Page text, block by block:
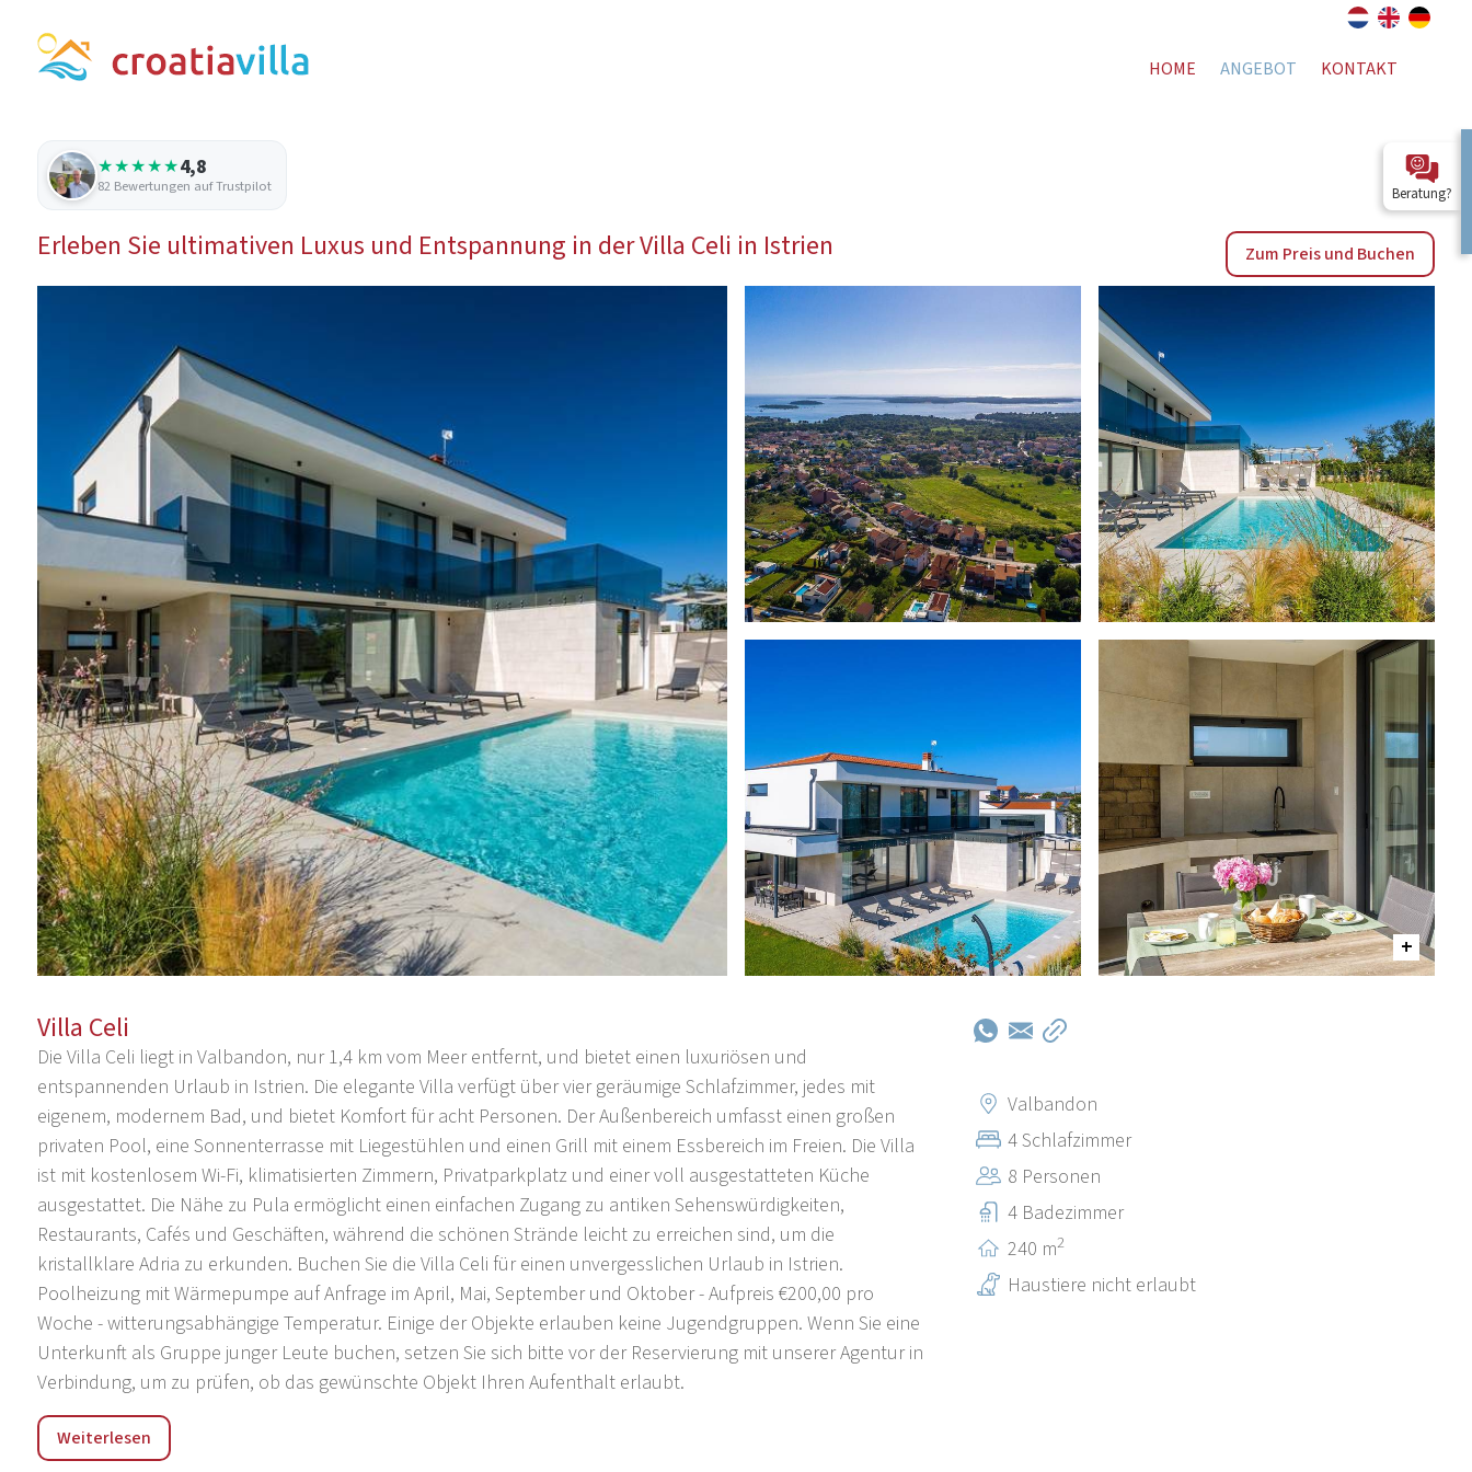
HOME ANGEBOT KONTAKT
★★★★★4,8
82 Bewertungen auf Trustpilot
Erleben Sie ultimativen Luxus und Entspannung in der Villa Celi in Istrien Zum Preis und Buchen
Villa Celi
Die Villa Celi liegt in Valbandon, nur 1,4 km vom Meer entfernt, und bietet einen luxuriösen und
entspannenden Urlaub in Istrien. Die elegante Villa verfügt über vier geräumige Schlafzimmer, jedes mit
eigenem, modernem Bad, und bietet Komfort für acht Personen. Der Außenbereich umfasst einen großen
privaten Pool, eine Sonnenterrasse mit Liegestühlen und einen Grill mit einem Essbereich im Freien. Die Villa
ist mit kostenlosem Wi-Fi, klimatisierten Zimmern, Privatparkplatz und einer voll ausgestatteten Küche
ausgestattet. Die Nähe zu Pula ermöglicht einen einfachen Zugang zu antiken Sehenswürdigkeiten,
Restaurants, Cafés und Geschäften, während die schönen Strände leicht zu erreichen sind, um die
kristallklare Adria zu erkunden. Buchen Sie die Villa Celi für einen unvergesslichen Urlaub in Istrien.
Poolheizung mit Wärmepumpe auf Anfrage im April, Mai, September und Oktober - Aufpreis €200,00 pro
Woche - witterungsabhängige Temperatur. Einige der Objekte erlauben keine Jugendgruppen. Wenn Sie eine
Unterkunft als Gruppe junger Leute buchen, setzen Sie sich bitte vor der Reservierung mit unserer Agentur in
Verbindung, um zu prüfen, ob das gewünschte Objekt Ihren Aufenthalt erlaubt.
Valbandon ist ein kleiner Ort an der westlichen Küste Istriens in der Nähe von Pula. Es ist ein Teil der
Gemeinde Fažana und hat weniger als zweitausend Einwohner. Aber während der Sommersaison kommen
Weiterlesen
Valbandon
4 Schlafzimmer
8 Personen
4 Badezimmer
240 m2
Haustiere nicht erlaubt
Beratung?